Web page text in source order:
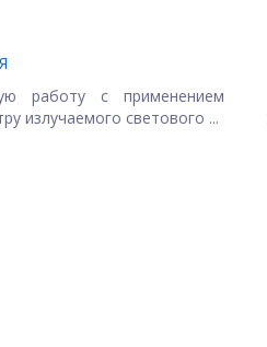
работу с применением
излучаемого светового ...